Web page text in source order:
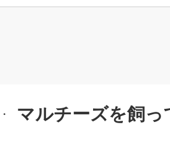
マルチーズを飼っ